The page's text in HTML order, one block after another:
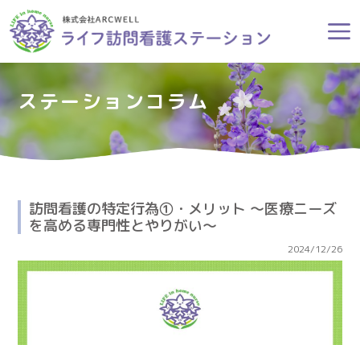
ステーションコラム
訪問看護の特定行為①・メリット 〜医療ニーズ
を高める専門性とやりがい〜
2024/12/26